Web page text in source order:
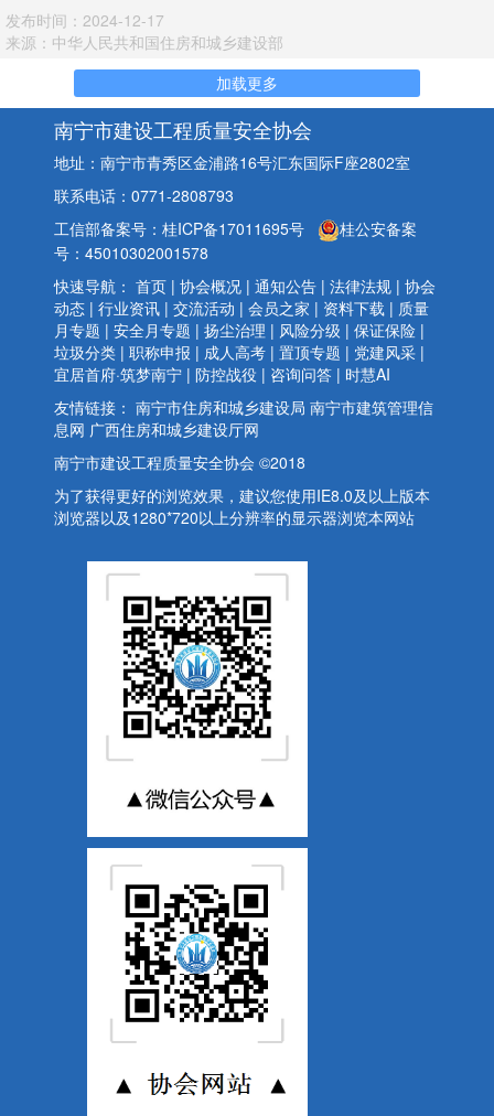
发布时间：2024-12-17
来源：中华人民共和国住房和城乡建设部
加载更多
南宁市建设工程质量安全协会
地址：南宁市青秀区金浦路16号汇东国际F座2802室
联系电话：0771-2808793
工信部备案号：桂ICP备17011695号
桂公安备案
号：45010302001578
快速导航： 首页 | 协会概况 | 通知公告 | 法律法规 | 协会
动态 | 行业资讯 | 交流活动 | 会员之家 | 资料下载 | 质量
月专题 | 安全月专题 | 扬尘治理 | 风险分级 | 保证保险 |
垃圾分类 | 职称申报 | 成人高考 | 置顶专题 | 党建风采 |
宜居首府·筑梦南宁 | 防控战役 | 咨询问答 | 时慧AI
友情链接： 南宁市住房和城乡建设局 南宁市建筑管理信
息网 广西住房和城乡建设厅网
南宁市建设工程质量安全协会 ©2018
为了获得更好的浏览效果，建议您使用IE8.0及以上版本
浏览器以及1280*720以上分辨率的显示器浏览本网站